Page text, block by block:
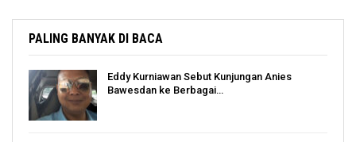
PALING BANYAK DI BACA
Eddy Kurniawan Sebut Kunjungan Anies
Bawesdan ke Berbagai…